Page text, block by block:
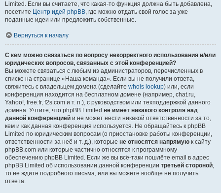
Limited. Если вы считаете, что какая-то функция должна быть добавлена,
посетите Центр идей phpBB, где можно отдать свой голос за уже
поданные идеи или предложить собственные.
Вернуться к началу
С кем можно связаться по вопросу некорректного использования и/или
юридических вопросов, связанных с этой конференцией?
Вы можете связаться с любым из администраторов, перечисленных в
списке на странице «Наша команда». Если вы не получили ответа,
свяжитесь с владельцем домена (сделайте whois lookup) или, если
конференция находится на бесплатном домене (например, chat.ru,
Yahoo!, free.fr, f2s.com и т. п.), с руководством или техподдержкой данного
домена. Учтите, что phpBB Limited не имеет никакого контроля над
данной конференцией и не может нести никакой ответственности за то,
кем и как данная конференция используется. Не обращайтесь к phpBB
Limited по юридическим вопросам (о приостановке работы конференции,
ответственности за неё и т. д.), которые не относятся напрямую к сайту
phpBB.com или которые частично относятся к программному
обеспечению phpBB Limited. Если же вы всё-таки пошлёте email в адрес
phpBB Limited об использовании данной конференции третьей стороной,
то не ждите подробного письма, или вы можете вообще не получить
ответа.